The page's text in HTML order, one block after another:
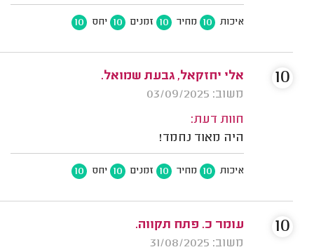
איכות 10 מחיר 10 זמנים 10 יחס 10
אלי יחזקאל, גבעת שמואל.
משוב: 03/09/2025
חוות דעת:
היה מאוד נחמד!
איכות 10 מחיר 10 זמנים 10 יחס 10
10
עומר כ. פתח תקווה.
משוב: 31/08/2025
10